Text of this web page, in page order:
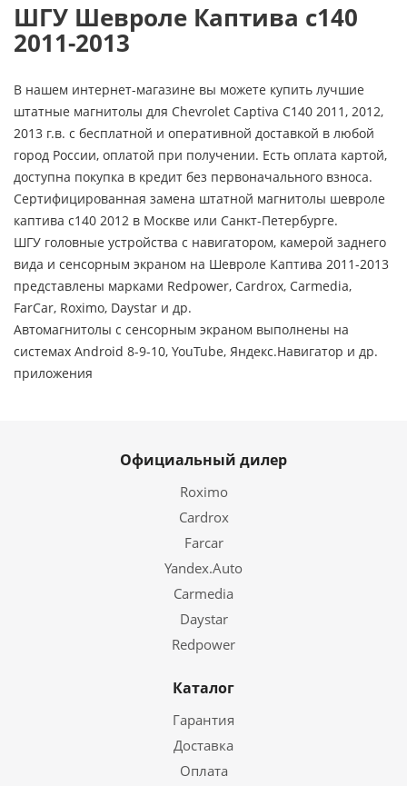
ШГУ Шевроле Каптива с140
2011-2013
В нашем интернет-магазине вы можете купить лучшие
штатные магнитолы для Chevrolet Captiva C140 2011, 2012,
2013 г.в. с бесплатной и оперативной доставкой в любой
город России, оплатой при получении. Есть оплата картой,
доступна покупка в кредит без первоначального взноса.
Сертифицированная замена штатной магнитолы шевроле
каптива с140 2012 в Москве или Санкт-Петербурге.
ШГУ головные устройства с навигатором, камерой заднего
вида и сенсорным экраном на Шевроле Каптива 2011-2013
представлены марками Redpower, Cardrox, Carmedia,
FarCar, Roximo, Daystar и др.
Автомагнитолы с сенсорным экраном выполнены на
системах Android 8-9-10, YouTube, Яндекс.Навигатор и др.
приложения
Официальный дилер
Roximo
Cardrox
Farcar
Yandex.Auto
Carmedia
Daystar
Redpower
Каталог
Гарантия
Доставка
Оплата